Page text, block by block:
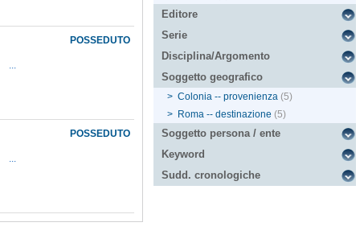
POSSEDUTO
...
POSSEDUTO
...
Editore
Serie
Disciplina/Argomento
Soggetto geografico
> Colonia -- provenienza (5)
> Roma -- destinazione (5)
Soggetto persona / ente
Keyword
Sudd. cronologiche